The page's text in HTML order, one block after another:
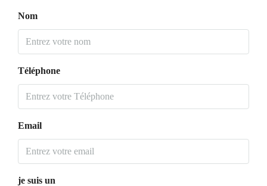
Nom
Téléphone
Email
je suis un